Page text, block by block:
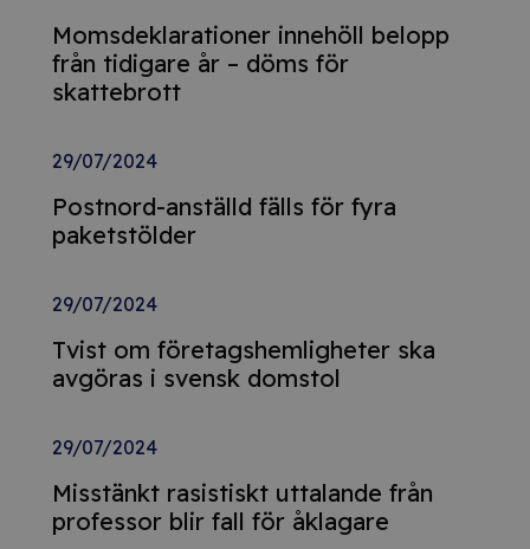
Momsdeklarationer innehöll belopp
från tidigare år – döms för
skattebrott
29/07/2024
Postnord-anställd fälls för fyra
paketstölder
29/07/2024
Tvist om företagshemligheter ska
avgöras i svensk domstol
29/07/2024
Misstänkt rasistiskt uttalande från
professor blir fall för åklagare